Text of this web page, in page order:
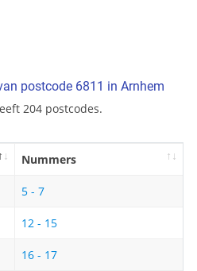
postcode 6811 in Arnhem
204 postcodes.
Nummers
5 - 7
12 - 15
16 - 17